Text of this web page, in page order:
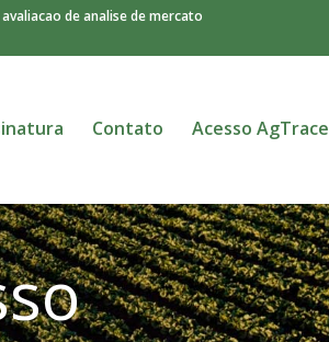
de analise de mercato
Contato Acesso AgTrace